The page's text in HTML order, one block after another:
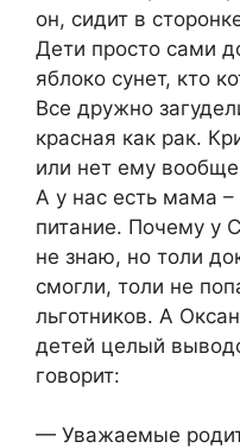
он, сидит в
Дети просто сами
яблоко сунет, кто
Все дружно
красная как рак.
или нет ему
А у нас есть мама –
питание. Почему у
не знаю, но толи
смогли, толи не
льготников. А
детей целый
говорит:
— Уважаемые